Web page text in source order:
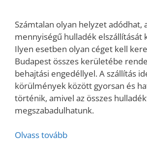
Számtalan olyan helyzet adódhat,
mennyiségű hulladék elszállítását
Ilyen esetben olyan céget kell
Budapest összes kerületébe
behajtási engedéllyel. A szállítás
körülmények között gyorsan és
történik, amivel az összes
megszabadulhatunk.
Olvass tovább